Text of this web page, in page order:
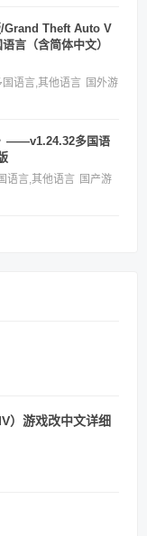
/Grand Theft Auto V
言（含简体中文）
语言,其他语言 国外游
——v1.24.32多国语
语言,其他语言 国产游
）游戏改中文详细